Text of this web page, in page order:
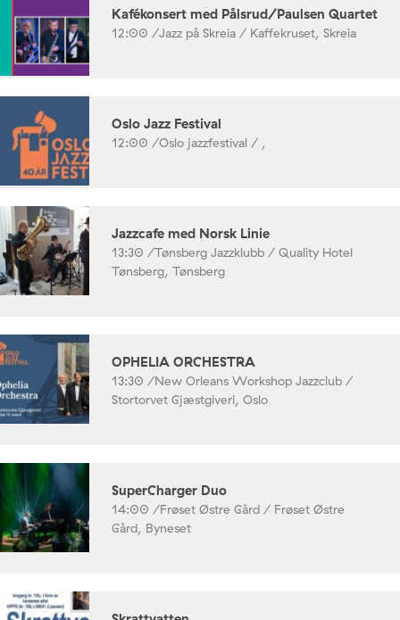
Kafékonsert med Pålsrud/Paulsen Quartet
12:00 /Jazz på Skreia / Kaffekruset, Skreia
Oslo Jazz Festival
12:00 /Oslo jazzfestival / ,
Jazzcafe med Norsk Linie
13:30 /Tønsberg Jazzklubb / Quality Hotel
Tønsberg, Tønsberg
OPHELIA ORCHESTRA
13:30 /New Orleans Workshop Jazzclub /
Stortorvet Gjæstgiveri, Oslo
SuperCharger Duo
14:00 /Frøset Østre Gård / Frøset Østre
Gård, Byneset